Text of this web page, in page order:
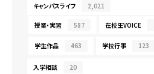
キャンパスライフ 2,021
授業・実習 587 在校生VOICE
学生作品 463 学校行事 123
入学相談 20